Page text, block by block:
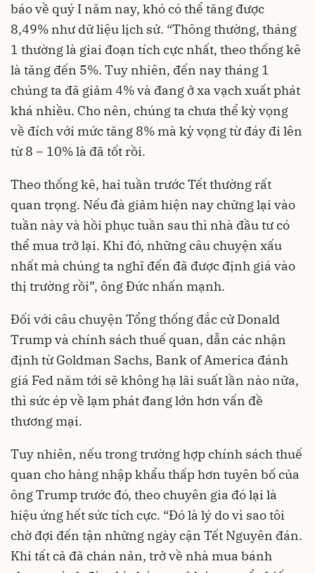
báo về quý I năm nay, khó có thể tăng được
8,49% như dữ liệu lịch sử. “Thông thường, tháng
1 thường là giai đoạn tích cực nhất, theo thống kê
là tăng đến 5%. Tuy nhiên, đến nay tháng 1
chúng ta đã giảm 4% và đang ở xa vạch xuất phát
khá nhiều. Cho nên, chúng ta chưa thể kỳ vọng
về đích với mức tăng 8% mà kỳ vọng từ đáy đi lên
từ 8 – 10% là đã tốt rồi.
Theo thống kê, hai tuần trước Tết thường rất
quan trọng. Nếu đà giảm hiện nay chững lại vào
tuần này và hồi phục tuần sau thì nhà đầu tư có
thể mua trở lại. Khi đó, những câu chuyện xấu
nhất mà chúng ta nghĩ đến đã được định giá vào
thị trường rồi”, ông Đức nhấn mạnh.
Đối với câu chuyện Tổng thống đắc cử Donald
Trump và chính sách thuế quan, dẫn các nhận
định từ Goldman Sachs, Bank of America đánh
giá Fed năm tới sẽ không hạ lãi suất lần nào nữa,
thì sức ép về lạm phát đang lớn hơn vấn đề
thương mại.
Tuy nhiên, nếu trong trường hợp chính sách thuế
quan cho hàng nhập khẩu thấp hơn tuyên bố của
ông Trump trước đó, theo chuyên gia đó lại là
hiệu ứng hết sức tích cực. “Đó là lý do vì sao tôi
chờ đợi đến tận những ngày cận Tết Nguyên đán.
Khi tất cả đã chán nản, trở về nhà mua bánh